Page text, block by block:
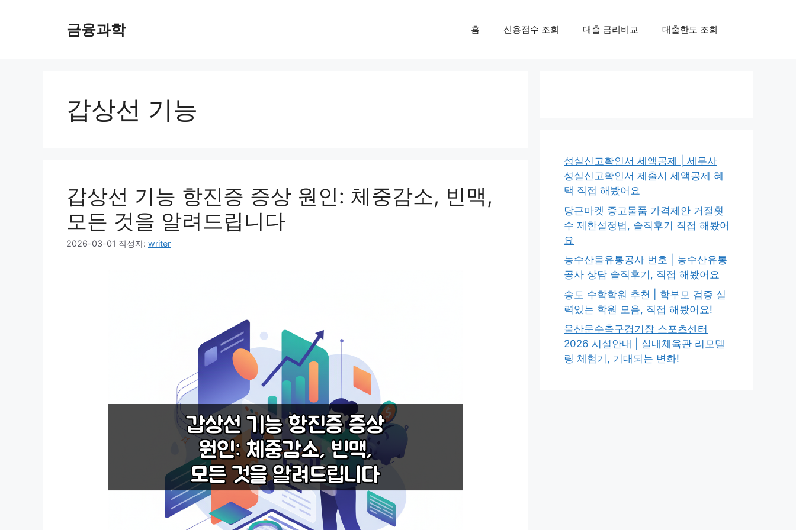
금융과학 홈 신용점수 조회 대출 금리비교 대출한도 조회
갑상선 기능
갑상선 기능 항진증 증상 원인: 체중감소, 빈맥,
모든 것을 알려드립니다
2026-03-01 작성자: writer
성실신고확인서 세액공제 | 세무사
성실신고확인서 제출시 세액공제 혜
택 직접 해봤어요
당근마켓 중고물품 가격제안 거절횟
수 제한설정법, 솔직후기 직접 해봤어
요
농수산물유통공사 번호 | 농수산유통
공사 상담 솔직후기, 직접 해봤어요
송도 수학학원 추천 | 학부모 검증 실
력있는 학원 모음, 직접 해봤어요!
울산문수축구경기장 스포츠센터
2026 시설안내 | 실내체육관 리모델
링 체험기, 기대되는 변화!